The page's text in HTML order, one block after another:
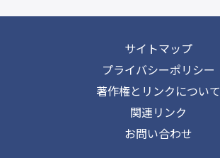
サイトマップ
プライバシーポリシー
著作権とリンクについて
関連リンク
お問い合わせ